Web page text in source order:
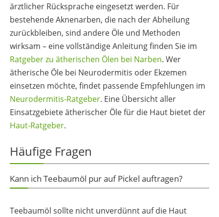
ärztlicher Rücksprache eingesetzt werden. Für
bestehende Aknenarben, die nach der Abheilung
zurückbleiben, sind andere Öle und Methoden
wirksam – eine vollständige Anleitung finden Sie im
Ratgeber zu ätherischen Ölen bei Narben. Wer
ätherische Öle bei Neurodermitis oder Ekzemen
einsetzen möchte, findet passende Empfehlungen im
Neurodermitis-Ratgeber. Eine Übersicht aller
Einsatzgebiete ätherischer Öle für die Haut bietet der
Haut-Ratgeber.
Häufige Fragen
Kann ich Teebaumöl pur auf Pickel auftragen?
Teebaumöl sollte nicht unverdünnt auf die Haut